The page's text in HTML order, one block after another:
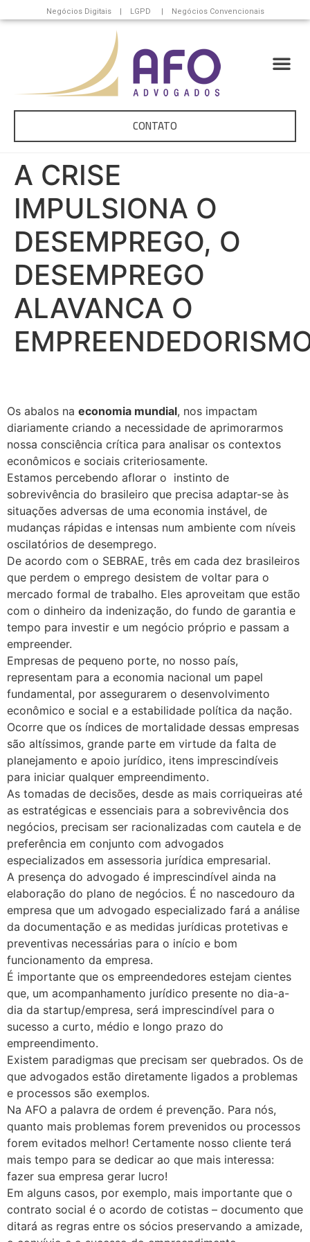
Negócios Digitais | LGPD | Negócios Convencionais
CONTATO
A CRISE
IMPULSIONA O
DESEMPREGO, O
DESEMPREGO
ALAVANCA O
Os abalos na economia mundial, nos impactam
diariamente criando a necessidade de aprimorarmos
nossa consciência crítica para analisar os contextos
econômicos e sociais criteriosamente.
Estamos percebendo aflorar o instinto de
sobrevivência do brasileiro que precisa adaptar-se às
situações adversas de uma economia instável, de
mudanças rápidas e intensas num ambiente com níveis
oscilatórios de desemprego.
De acordo com o SEBRAE, três em cada dez brasileiros
que perdem o emprego desistem de voltar para o
mercado formal de trabalho. Eles aproveitam que estão
com o dinheiro da indenização, do fundo de garantia e
tempo para investir e um negócio próprio e passam a
empreender.
Empresas de pequeno porte, no nosso país,
representam para a economia nacional um papel
fundamental, por assegurarem o desenvolvimento
econômico e social e a estabilidade política da nação.
Ocorre que os índices de mortalidade dessas empresas
são altíssimos, grande parte em virtude da falta de
planejamento e apoio jurídico, itens imprescindíveis
para iniciar qualquer empreendimento.
As tomadas de decisões, desde as mais corriqueiras até
as estratégicas e essenciais para a sobrevivência dos
negócios, precisam ser racionalizadas com cautela e de
preferência em conjunto com advogados
especializados em assessoria jurídica empresarial.
A presença do advogado é imprescindível ainda na
elaboração do plano de negócios. É no nascedouro da
empresa que um advogado especializado fará a análise
da documentação e as medidas jurídicas protetivas e
preventivas necessárias para o início e bom
funcionamento da empresa.
É importante que os empreendedores estejam cientes
que, um acompanhamento jurídico presente no dia-a-
dia da startup/empresa, será imprescindível para o
sucesso a curto, médio e longo prazo do
empreendimento.
Existem paradigmas que precisam ser quebrados. Os de
que advogados estão diretamente ligados a problemas
e processos são exemplos.
Na AFO a palavra de ordem é prevenção. Para nós,
quanto mais problemas forem prevenidos ou processos
forem evitados melhor! Certamente nosso cliente terá
mais tempo para se dedicar ao que mais interessa:
fazer sua empresa gerar lucro!
Em alguns casos, por exemplo, mais importante que o
contrato social é o acordo de cotistas – documento que
ditará as regras entre os sócios preservando a amizade,